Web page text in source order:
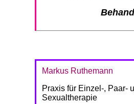
Markus Ruthemann
Praxis für Einzel-, Paar-
Sexualtherapie